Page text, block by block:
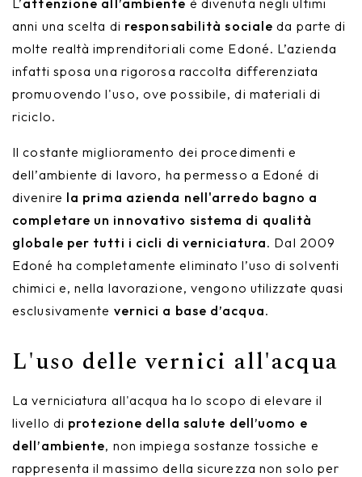
anni una scelta di responsabilità socialeda parte di
molte realtà imprenditoriali come Edoné. L’azienda
infatti sposa una rigorosa raccolta differenziata
promuovendo l'uso, ove possibile, di materiali di
riciclo.
Il costante miglioramento dei procedimenti e
dell’ambiente di lavoro, ha permesso a Edoné di
divenire la prima azienda nell'arredo bagno a
completare un innovativo sistema di qualità
globale per tutti i cicli di verniciatura. Dal 2009
Edoné ha completamente eliminato l’uso di solventi
chimici e, nella lavorazione, vengono utilizzate quasi
esclusivamente vernici a base d’acqua.
L'uso delle vernici all'acqua
La verniciatura all'acqua ha lo scopo di elevare il
livello di protezione della salute dell’uomo e
dell’ambiente, non impiega sostanze tossiche e
rappresenta il massimo della sicurezza non solo per